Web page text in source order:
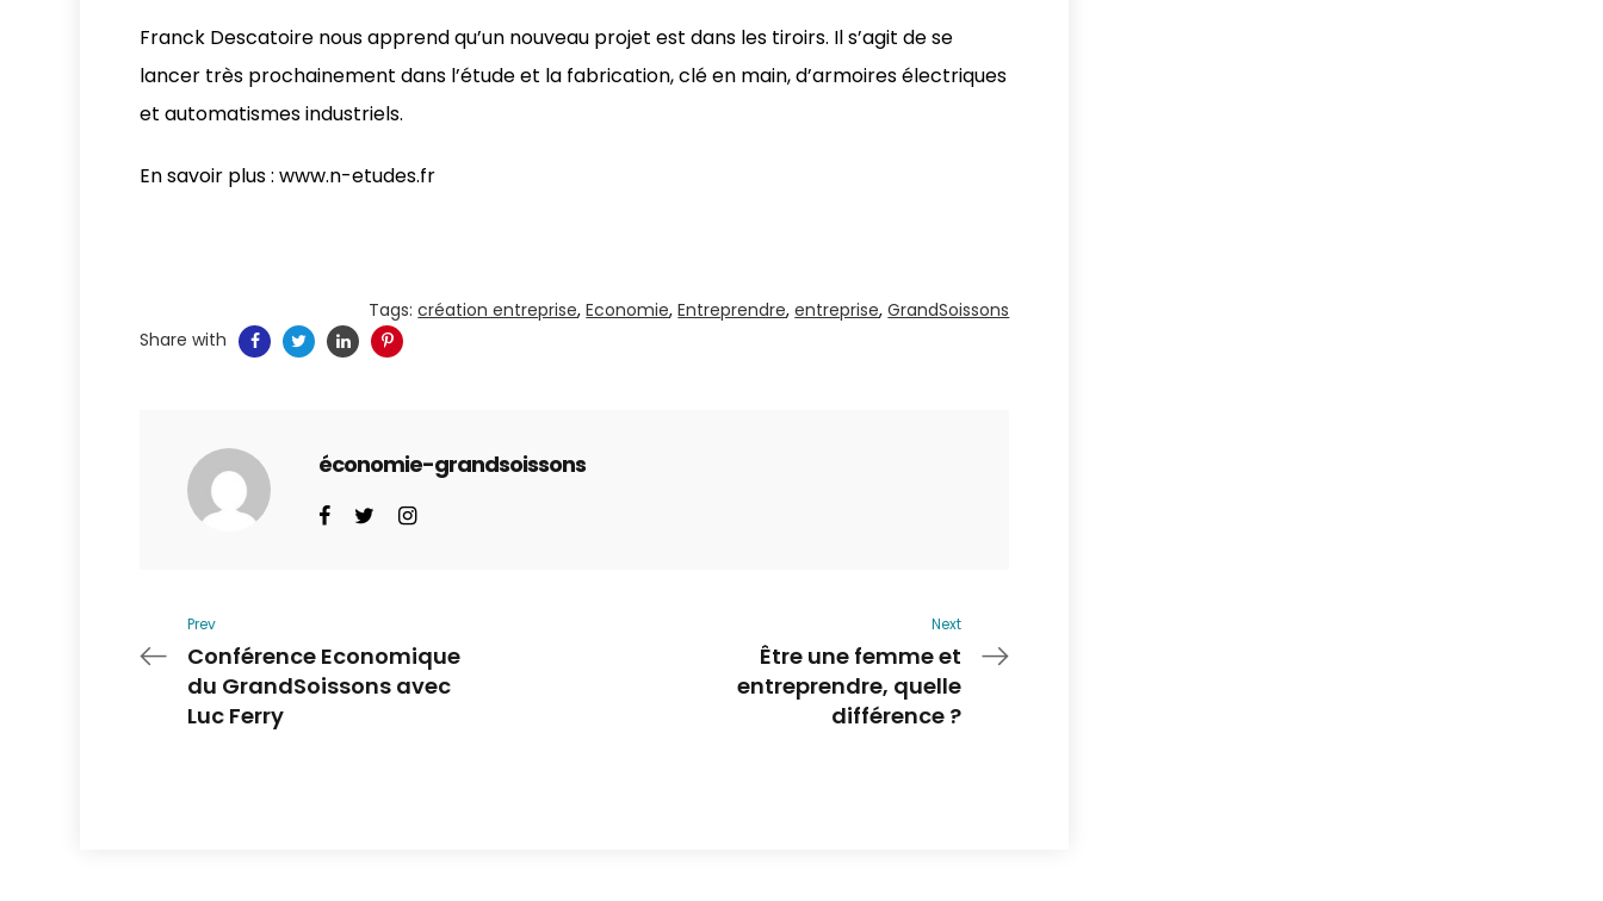
Franck Descatoire nous apprend qu’un nouveau projet est dans les tiroirs. Il s’agit de se
lancer très prochainement dans l’étude et la fabrication, clé en main, d’armoires électriques
et automatismes industriels.
En savoir plus :www.n-etudes.fr
Tags:création entreprise,Economie,Entreprendre,entreprise,GrandSoissons
Share with
économie-grandsoissons
Prev
Conférence Economique
du GrandSoissons avec
Luc Ferry
Next
Être une femme et
entreprendre, quelle
différence ?